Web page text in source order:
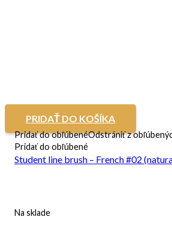
PRIDAŤ DO KOŠÍKA
Pridať do obľúbenéOdstrániť z
Pridať do obľúbené
Student line brush – French #02
Na sklade